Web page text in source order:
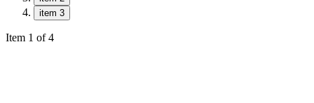
item 3
Item 1 of 4